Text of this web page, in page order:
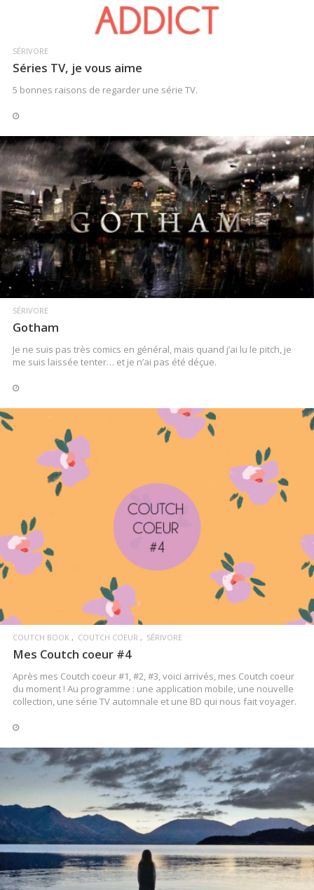
SÉRIVORE
Séries TV, je vous aime
5 bonnes raisons de regarder une série TV.
LIRE LA SUITE
SÉRIVORE
Gotham
Je ne suis pas très comics en général, mais quand j’ai lu le pitch, je
me suis laissée tenter… et je n’ai pas été déçue.
LIRE LA SUITE
COUTCH BOOK COUTCH COEUR SÉRIVORE
Mes Coutch coeur #4
Après mes Coutch coeur #1, #2, #3, voici arrivés, mes Coutch coeur
du moment ! Au programme : une application mobile, une nouvelle
collection, une série TV automnale et une BD qui nous fait voyager.
LIRE LA SUITE